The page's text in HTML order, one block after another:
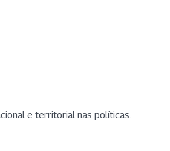
e territorial nas políticas.